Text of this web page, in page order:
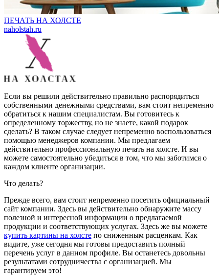
ПЕЧАТЬ НА ХОЛСТE
naholstah.ru
Если вы решили действительно правильно распорядиться
собственными денежными средствами, вам стоит непременно
обратиться к нашим специалистам. Вы готовитесь к
определенному торжеству, но не знаете, какой подарок
сделать? В таком случае следует непременно воспользоваться
помощью менеджеров компании. Мы предлагаем
действительно профессиональную печать на холсте. И вы
можете самостоятельно убедиться в том, что мы заботимся о
каждом клиенте организации.
Что делать?
Прежде всего, вам стоит непременно посетить официальный
сайт компании. Здесь вы действительно обнаружите массу
полезной и интересной информации о предлагаемой
продукции и соответствующих услугах. Здесь же вы можете
купить картины на холсте по сниженным расценкам. Как
видите, уже сегодня мы готовы предоставить полный
перечень услуг в данном профиле. Вы останетесь довольны
результатами сотрудничества с организацией. Мы
гарантируем это!